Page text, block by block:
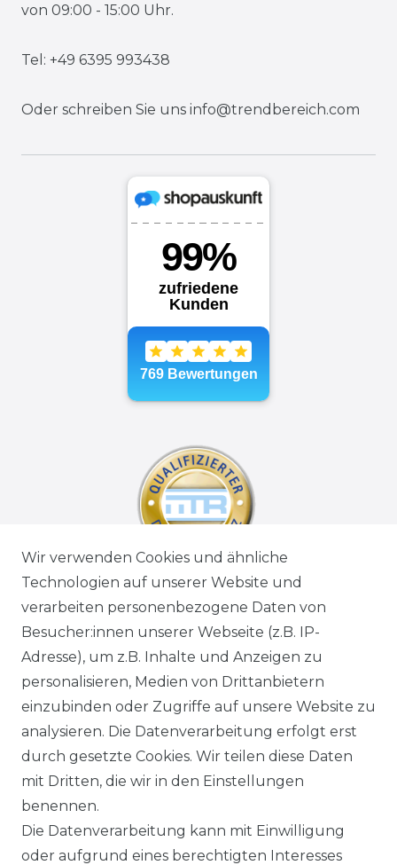
von 09:00 - 15:00 Uhr.
Tel: +49 6395 993438
Oder schreiben Sie uns info@trendbereich.com
Wir verwenden Cookies und ähnliche
Technologien auf unserer Website und
verarbeiten personenbezogene Daten von
Besucher:innen unserer Webseite (z.B. IP-
Adresse), um z.B. Inhalte und Anzeigen zu
personalisieren, Medien von Drittanbietern
einzubinden oder Zugriffe auf unsere Website zu
analysieren. Die Datenverarbeitung erfolgt erst
durch gesetzte Cookies. Wir teilen diese Daten
mit Dritten, die wir in den Einstellungen
benennen.
Die Datenverarbeitung kann mit Einwilligung
oder aufgrund eines berechtigten Interesses